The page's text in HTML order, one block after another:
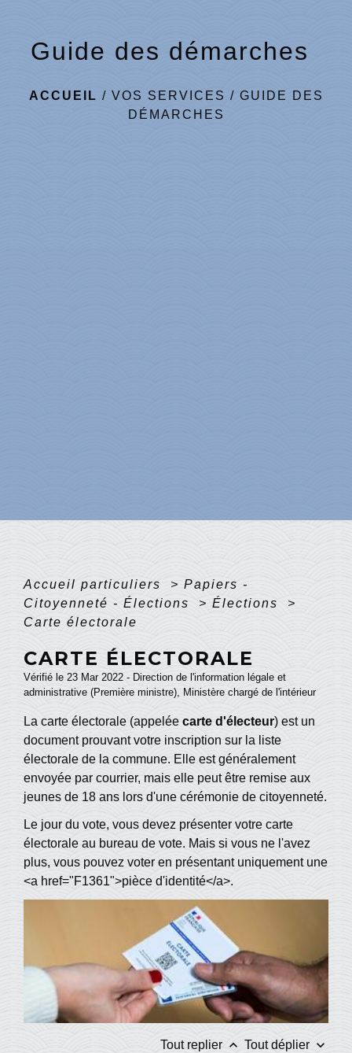
Guide des démarches
ACCUEIL / VOS SERVICES / GUIDE DES
DÉMARCHES
Accueil particuliers > Papiers -
Citoyenneté - Élections
> Élections
>
Carte électorale
CARTE ÉLECTORALE
Vérifié le 23 Mar 2022 - Direction de l'information légale et
administrative (Première ministre), Ministère chargé de l'intérieur
La carte électorale (appelée carte d'électeur) est un
document prouvant votre inscription sur la liste
électorale de la commune. Elle est généralement
envoyée par courrier, mais elle peut être remise aux
jeunes de 18 ans lors d'une cérémonie de citoyenneté.
Le jour du vote, vous devez présenter votre carte
électorale au bureau de vote. Mais si vous ne l'avez
plus, vous pouvez voter en présentant uniquement une
<a href="F1361">pièce d'identité</a>.
Tout replier keyboard_arrow_up Tout déplier keyboard_arrow_down